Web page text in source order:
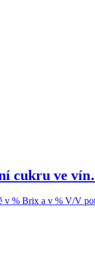
cukru ve